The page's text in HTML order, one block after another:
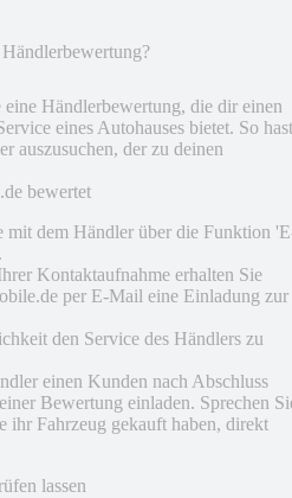
Händlerbewertung, die dir einen
eines Autohauses bietet. So hast
auszusuchen, der zu deinen
bewertet
mit dem Händler über die Funktion
Kontaktaufnahme erhalten Sie
per E-Mail eine Einladung zur
den Service des Händlers zu
einen Kunden nach Abschluss
Bewertung einladen. Sprechen
ihr Fahrzeug gekauft haben, direkt
lassen